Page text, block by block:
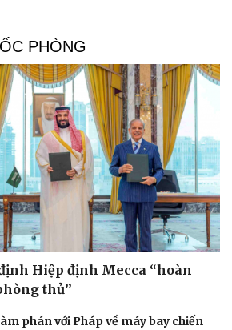
PHÒNG
Hiệp định Mecca “hoàn
thủ”
phán với Pháp về máy bay chiến